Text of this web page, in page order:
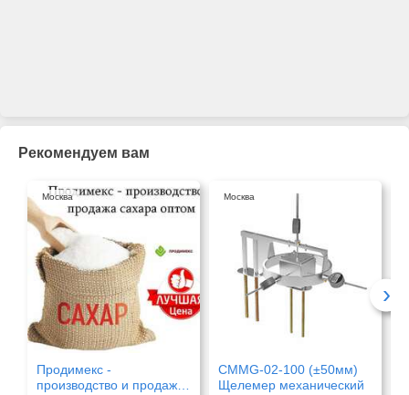
Рекомендуем вам
Продимекс -
производство и продажа
Москва
CMMG-02-100 (±50мм)
Щелемер механический
Москва
›